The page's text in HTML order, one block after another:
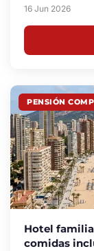
16 Jun 2026
PENSIÓN
Hotel
comidas